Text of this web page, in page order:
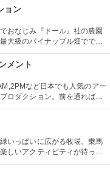
ョン
おなじみ『ドール』社の農園
大級のパイナップル畑ででき
レスなど、大人も子供も楽し
カワイイお土産もいっぱい。
メント
など日本でも人気のアー
ロダクション。前を通れば、
いっぱいに広がる牧場。乗馬
しいアクティビティが待って
しみですね。映画『ジュラシ